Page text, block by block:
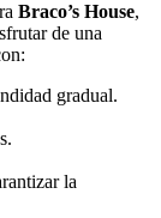
Braco’s House,
de una
gradual.
la